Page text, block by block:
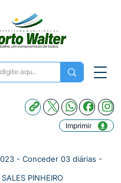
Imprimir
- Conceder 03 diárias -
PINHEIRO